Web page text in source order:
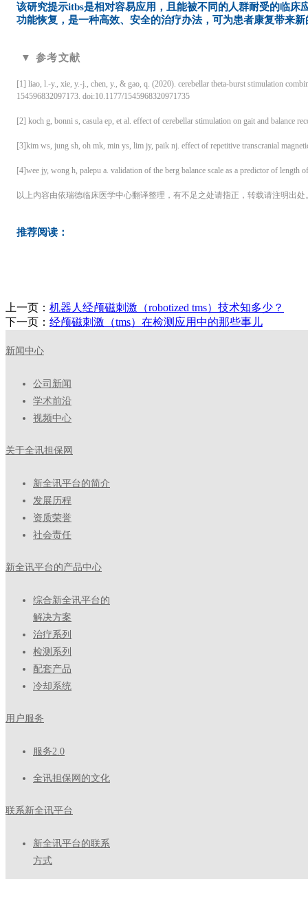
该研究提示itbs是相对容易应用，且能被不同的人群耐受的临
功能恢复，是一种高效、安全的治疗办法，可为患者康复带来新
▼ 参考文献
[1] liao, l.-y., xie, y.-j., chen, y., & gao, q. (2020). cerebellar theta-burst stimulation
154596832097173. doi:10.1177/1545968320971735
[2] koch g, bonni s, casula ep, et al. effect of cerebellar stimulation on gait and balance
[3]kim ws, jung sh, oh mk, min ys, lim jy, paik nj. effect of repetitive transcranial
[4]wee jy, wong h, palepu a. validation of the berg balance scale as a predictor of
以上内容由依瑞德临床医学中心翻译整理，有不足之处请指正，转载请注明出处
推荐阅读：
上一页： 机器人经颅磁刺激（robotized tms）技术知多少？
下一页： 经颅磁刺激（tms）在检测应用中的那些事儿
新闻中心
公司新闻
学术前沿
视频中心
关于全讯担保网
新全讯平台的简介
发展历程
资质荣誉
社会责任
新全讯平台的产品中心
综合新全讯平台的
解决方案
治疗系列
检测系列
配套产品
冷却系统
用户服务
服务2.0
全讯担保网的文化
联系新全讯平台
新全讯平台的联系
方式